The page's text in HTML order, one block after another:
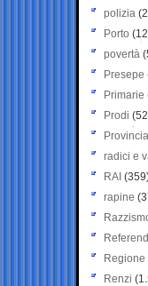
polizia
Porto
povertà
Presepe
Primarie
Prodi
Provincia
radici e
RAI
rapine
Regione
Renzi